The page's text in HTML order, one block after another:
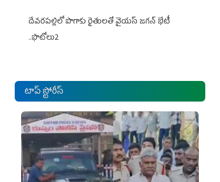
దేవరపల్లిలో పొగాకు రైతులతో వైయస్ జగన్ భేటీ
..ఫొటోలు2
టాప్ స్టోరీస్